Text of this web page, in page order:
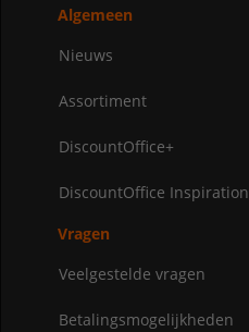
Algemeen
Nieuws
Assortiment
DiscountOffice+
DiscountOffice Inspiration
Vragen
Veelgestelde vragen
Betalingsmogelijkheden